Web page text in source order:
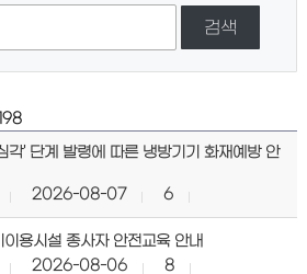
검색
각' 단계 발령에 따른 냉방기기 화재예방 안
2026-08-07 6
용시설 종사자 안전교육 안내
2026-08-06 8